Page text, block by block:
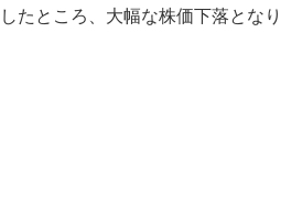
たところ、大幅な株価下落となり